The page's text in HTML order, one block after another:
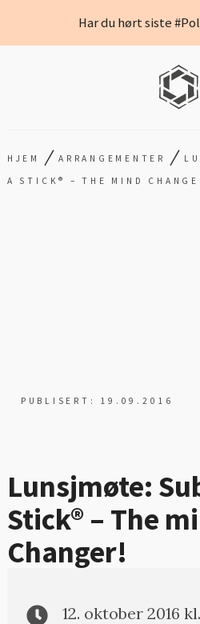
Har du hørt siste
HJEM /ARRANGEMENTER /
A STICK® – THE MIND
PUBLISERT: 19.09.2016
Lunsjmøte:
Stick® – The
Changer!
12. oktober 2016